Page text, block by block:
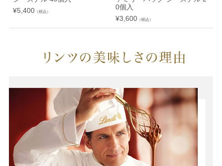
¥5,400（税込）
0個入
¥3,600（税込）